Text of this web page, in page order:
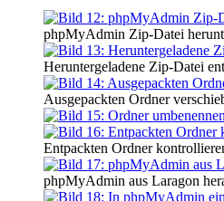
phpMyAdmin Zip-Datei
Heruntergeladene Zip-Datei
Ausgepackten Ordner
Entpackten Ordner
phpMyAdmin aus Laragon